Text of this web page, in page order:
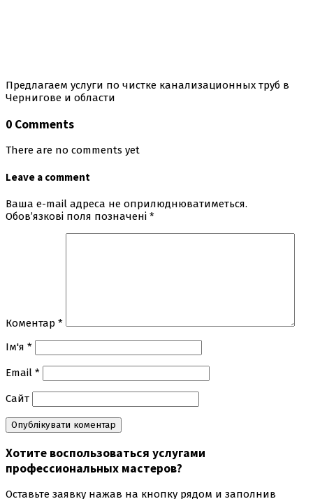
Предлагаем услуги по чистке канализационных труб в
Чернигове и области
0 Comments
There are no comments yet
Leave a comment
Ваша e-mail адреса не оприлюднюватиметься.
Обов’язкові поля позначені *
Коментар *
Ім'я *
Email *
Сайт
Хотите воспользоваться услугами
профессиональных мастеров?
Оставьте заявку нажав на кнопку рядом и заполнив